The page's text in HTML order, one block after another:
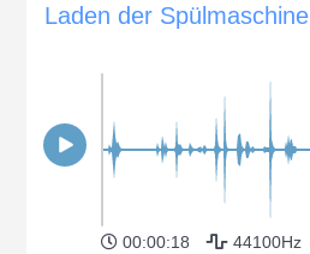
Laden der Spülmaschine
00:00:18 44100Hz